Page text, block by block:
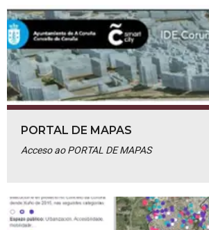
PORTAL DE MAPAS
Acceso ao PORTAL DE MAPAS